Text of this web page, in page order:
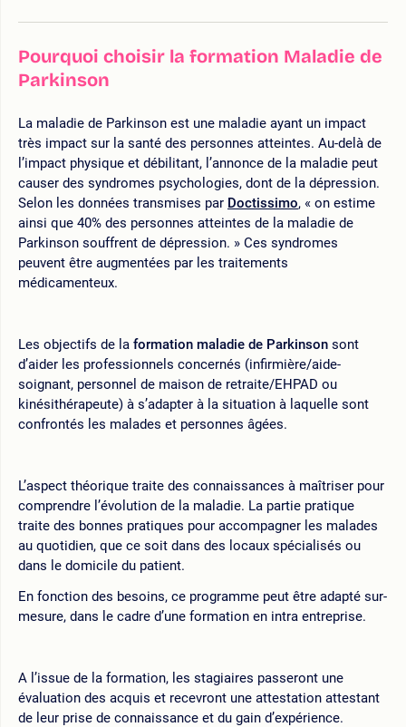
Pourquoi choisir la formation Maladie de
Parkinson
La maladie de Parkinson est une maladie ayant un impact
très impact sur la santé des personnes atteintes. Au-delà de
l’impact physique et débilitant, l’annonce de la maladie peut
causer des syndromes psychologies, dont de la dépression.
Selon les données transmises par Doctissimo, « on estime
ainsi que 40% des personnes atteintes de la maladie de
Parkinson souffrent de dépression. » Ces syndromes
peuvent être augmentées par les traitements
médicamenteux.
Les objectifs de la formation maladie de Parkinson sont
d’aider les professionnels concernés (infirmière/aide-
soignant, personnel de maison de retraite/EHPAD ou
kinésithérapeute) à s’adapter à la situation à laquelle sont
confrontés les malades et personnes âgées.
L’aspect théorique traite des connaissances à maîtriser pour
comprendre l’évolution de la maladie. La partie pratique
traite des bonnes pratiques pour accompagner les malades
au quotidien, que ce soit dans des locaux spécialisés ou
dans le domicile du patient.
En fonction des besoins, ce programme peut être adapté sur-
mesure, dans le cadre d’une formation en intra entreprise.
A l’issue de la formation, les stagiaires passeront une
évaluation des acquis et recevront une attestation attestant
de leur prise de connaissance et du gain d’expérience.